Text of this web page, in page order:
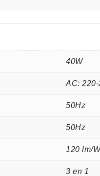
40W
AC:
50Hz
50Hz
120 lm/W
3 en 1